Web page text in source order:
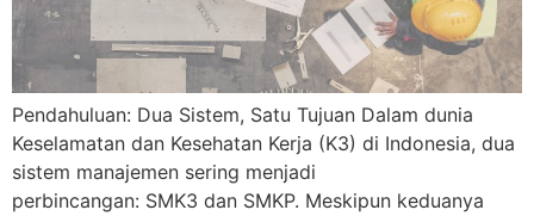
Pendahuluan: Dua Sistem, Satu Tujuan Dalam dunia
Keselamatan dan Kesehatan Kerja (K3) di Indonesia, dua
sistem manajemen sering menjadi
perbincangan: SMK3 dan SMKP. Meskipun keduanya